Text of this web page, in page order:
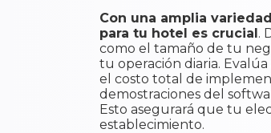
Con una amplia
para tu hotel es crucial.
como el tamaño de tu
tu operación diaria.
el costo total de
demostraciones del
Esto asegurará que tu
establecimiento.